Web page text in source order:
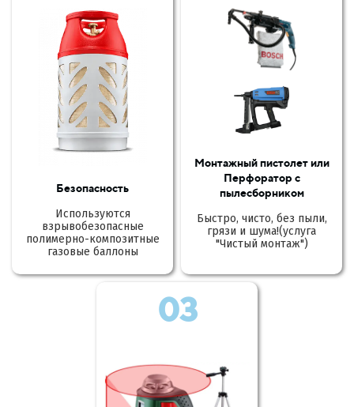
Безопасность
Используются
взрывобезопасные
полимерно-композитные
газовые баллоны
Монтажный пистолет или
Перфоратор с
пылесборником
Быстро, чисто, без пыли,
грязи и шума!(услуга
"Чистый монтаж")
03